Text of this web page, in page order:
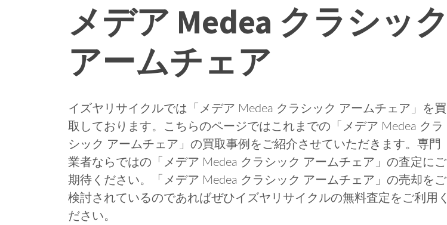
メデア Medea クラシック
アームチェア
イズヤリサイクルでは「メデア Medea クラシック アームチェア」を買
取しております。こちらのページではこれまでの「メデア Medea クラ
シック アームチェア」の買取事例をご紹介させていただきます。専門
業者ならではの「メデア Medea クラシック アームチェア」の査定にご
期待ください。「メデア Medea クラシック アームチェア」の売却をご
検討されているのであればぜひイズヤリサイクルの無料査定をご利用く
ださい。